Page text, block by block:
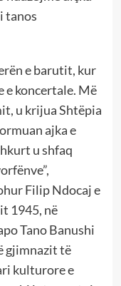
tanos
e barutit, kur
e koncertale. Më
u krijua Shtëpia
ajka e
u shfaq
Filip Ndocaj e
1945, në
Tano Banushi
gjimnazit të
kulturore e